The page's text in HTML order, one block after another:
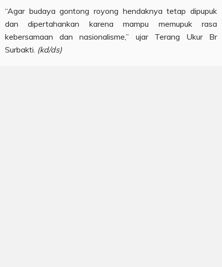
“Agar budaya gontong royong hendaknya tetap dipupuk
dan dipertahankan karena mampu memupuk rasa
kebersamaan dan nasionalisme,” ujar Terang Ukur Br
Surbakti. (kd/ds)